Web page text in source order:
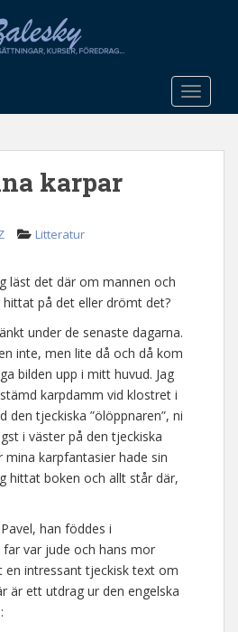
karpar
Litteratur
läst det där om mannen och
hittat på det eller drömt det?
under de senaste dagarna.
inte, men lite då och då kom
bilden upp i mitt huvud. Jag
karpdamm vid klostret i
den tjeckiska ”ölöppnaren”, ni
i väster på den tjeckiska
karpfantasier hade sin
hittat boken och allt står där,
han föddes i
var jude och hans mor
en intressant tjeckisk text om
är ett utdrag ur den engelska